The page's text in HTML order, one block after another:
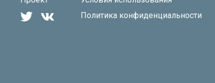
 
Политика конфиденциальности